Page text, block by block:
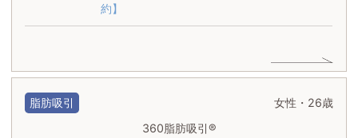
約】
脂肪吸引
女性・26歳
360脂肪吸引®